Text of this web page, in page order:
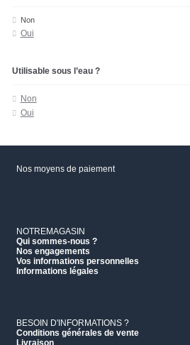
Non
Oui
Utilisable sous l’eau ?
Non
Oui
Nos moyens de paiement
NOTREMAGASIN
Qui sommes-nous ?
Nos engagements
Vos informations personnelles
Informations légales
BESOIN D'INFORMATIONS ?
Conditions générales de vente
Livraison